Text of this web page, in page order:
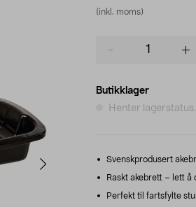
(inkl. moms)
Butikklager
Henter
Svenskprodusert
Raskt akebrett – lett å
Perfekt til fartsfylte